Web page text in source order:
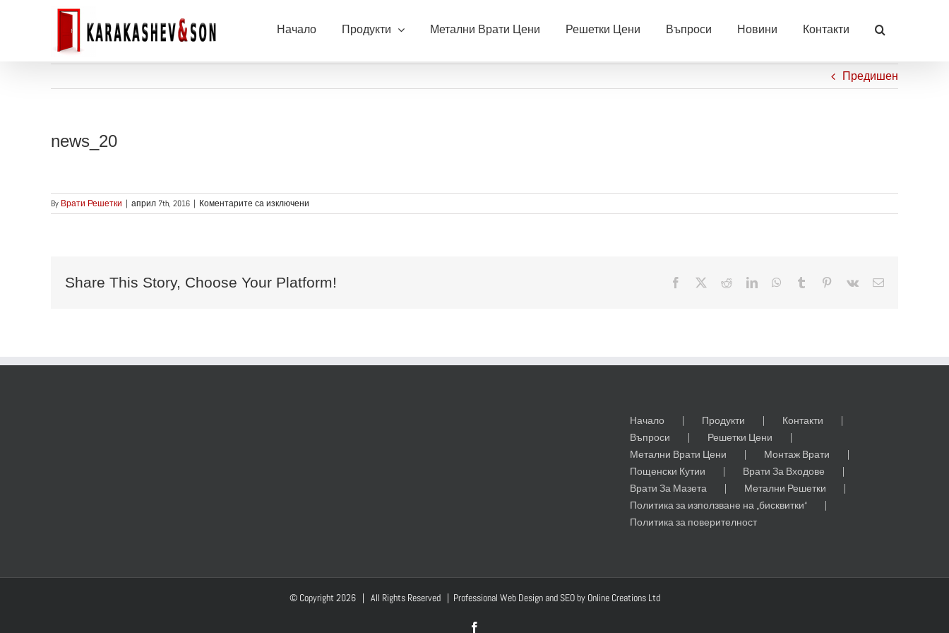
Начало Продукти Метални Врати Цени Решетки Цени Въпроси Новини Контакти
Предишен
news_20
By Врати Решетки | април 7th, 2016 | Коментарите са изключени
news_20
Share This Story, Choose Your Platform! Facebook RedditLinkedInWhatsApp
Tumblr Pinterest
Vk
Електронна
Начало Продукти
Контакти
Въпроси
Решетки Цени
Метални Врати Цени
Монтаж Врати
Пощенски Кутии
Врати За Входове
Врати За Мазета
Метални Решетки
Политика за използване на „бисквитки“
Политика за поверителност
© Copyright2026 | All Rights Reserved | Professional Web Design and SEO by Online Creations Ltd